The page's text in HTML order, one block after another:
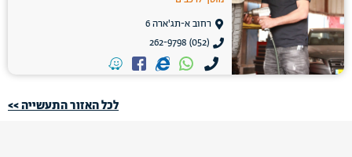
רחוב א-תג'ארה 6
(052) 262-9798
לכל האזור התעשייה >>